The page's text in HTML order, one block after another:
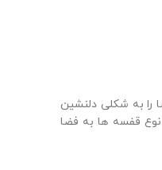
را به شکلی دلنشین
نوع قفسه ها به فضا